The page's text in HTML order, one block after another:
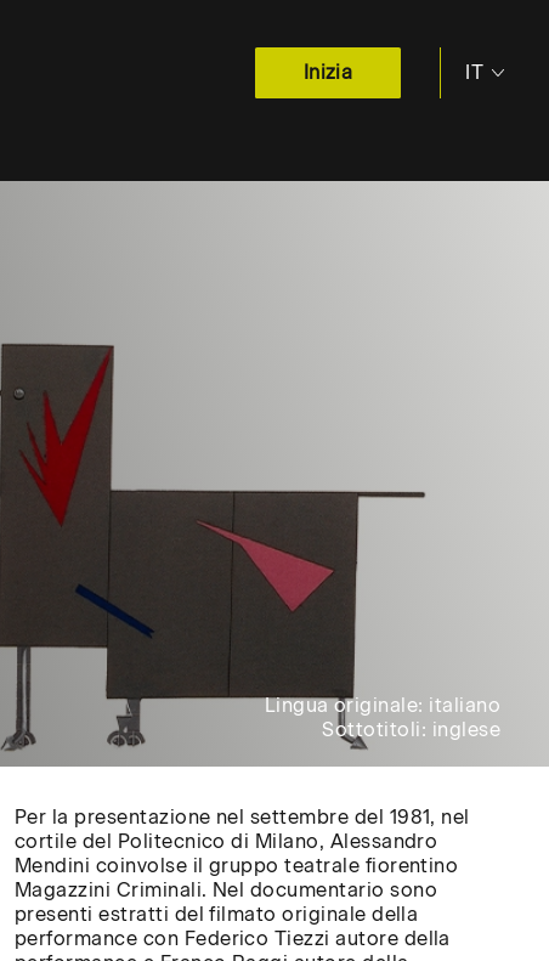
Inizia IT
Lingua originale: italiano
Sottotitoli: inglese
Per la presentazione nel settembre del 1981, nel
cortile del Politecnico di Milano, Alessandro
Mendini coinvolse il gruppo teatrale fiorentino
Magazzini Criminali. Nel documentario sono
presenti estratti del filmato originale della
performance con Federico Tiezzi autore della